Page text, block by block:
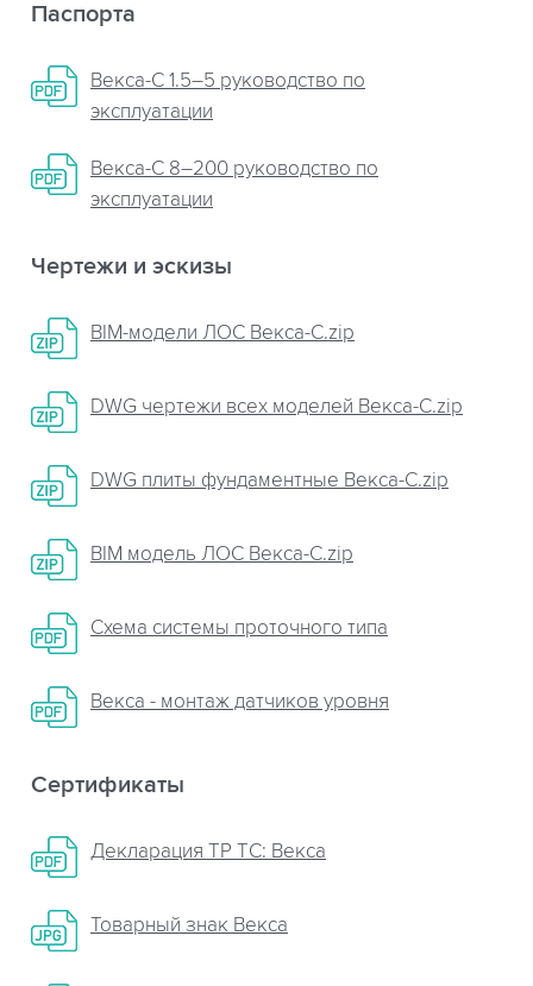
Паспорта
Векса-С 1.5–5 руководство по
эксплуатации
Векса-С 8–200 руководство по
эксплуатации
Чертежи и эскизы
BIM-модели ЛОС Векса-С.zip
DWG чертежи всех моделей Векса-C.zip
DWG плиты фундаментные Векса-С.zip
BIM модель ЛОС Векса-С.zip
Схема системы проточного типа
Векса - монтаж датчиков уровня
Сертификаты
Декларация ТР ТС: Векса
Товарный знак Векса